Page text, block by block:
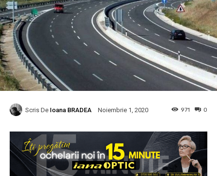
Scris De Ioana BRADEA Noiembrie 1, 2020 0
971